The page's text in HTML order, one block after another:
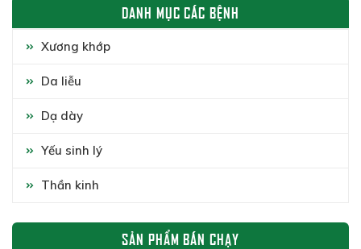
DANH MỤC CÁC BỆNH
Xương khớp
Da liễu
Dạ dày
Yếu sinh lý
Thần kinh
SẢN PHẨM BÁN CHẠY